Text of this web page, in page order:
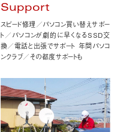
Support
スピード修理／パソコン買い替えサポー
ト／パソコンが劇的に早くなるSSD交
換／電話と出張でサポート 年間パソコ
ンクラブ／その都度サポートも